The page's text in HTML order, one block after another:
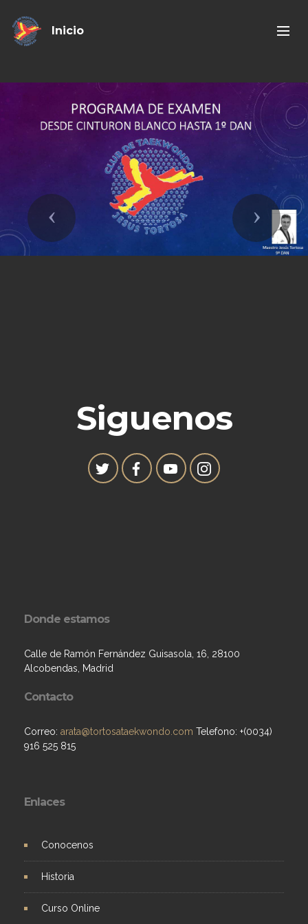
Inicio
Previous Next
Siguenos
Donde estamos
Calle de Ramón Fernández Guisasola, 16, 28100
Alcobendas, Madrid
Contacto
Correo: arata@tortosataekwondo.com Telefono: +(0034)
916 525 815
Enlaces
Conocenos
Historia
Curso Online